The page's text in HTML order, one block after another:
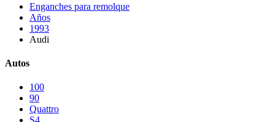
Enganches para remolque
Años
1993
Audi
Autos
100
90
Quattro